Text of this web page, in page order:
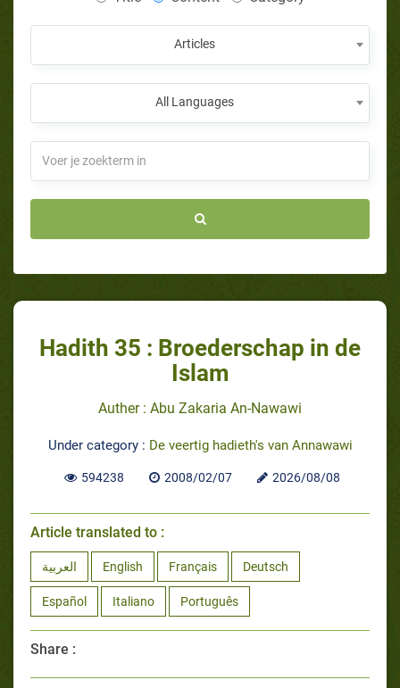
Articles
All Languages
Hadith 35 : Broederschap in de
Islam
Auther : Abu Zakaria An-Nawawi
Under category : De veertig hadieth's van Annawawi
594238 2008/02/07 2026/08/08
Article translated to :
العربية English Français Deutsch
Español Italiano Português
Share :